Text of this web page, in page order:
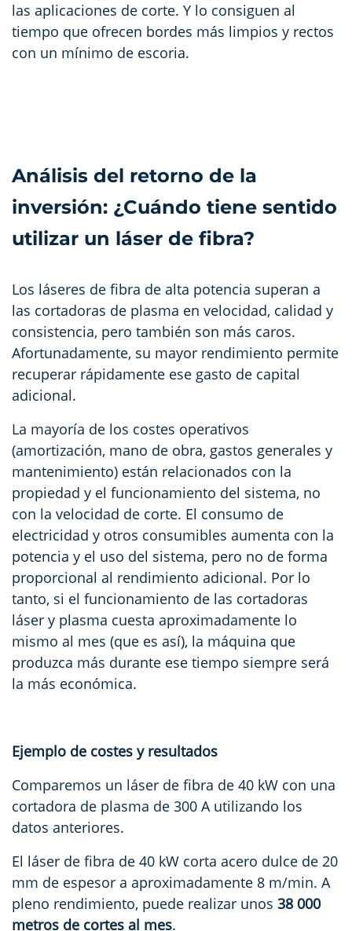
las aplicaciones de corte. Y lo consiguen al
tiempo que ofrecen bordes más limpios y rectos
con un mínimo de escoria.
Análisis del retorno de la
inversión: ¿Cuándo tiene sentido
utilizar un láser de fibra?
Los láseres de fibra de alta potencia superan a
las cortadoras de plasma en velocidad, calidad y
consistencia, pero también son más caros.
Afortunadamente, su mayor rendimiento permite
recuperar rápidamente ese gasto de capital
adicional.
La mayoría de los costes operativos
(amortización, mano de obra, gastos generales y
mantenimiento) están relacionados con la
propiedad y el funcionamiento del sistema, no
con la velocidad de corte. El consumo de
electricidad y otros consumibles aumenta con la
potencia y el uso del sistema, pero no de forma
proporcional al rendimiento adicional. Por lo
tanto, si el funcionamiento de las cortadoras
láser y plasma cuesta aproximadamente lo
mismo al mes (que es así), la máquina que
produzca más durante ese tiempo siempre será
la más económica.
Ejemplo de costes y resultados
Comparemos un láser de fibra de 40 kW con una
cortadora de plasma de 300 A utilizando los
datos anteriores.
El láser de fibra de 40 kW corta acero dulce de 20
mm de espesor a aproximadamente 8 m/min. A
pleno rendimiento, puede realizar unos 38 000
metros de cortes al mes.